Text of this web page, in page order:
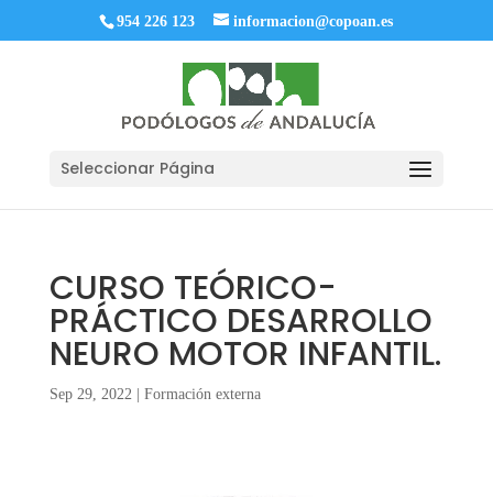
954 226 123 informacion@copoan.es
Seleccionar Página
CURSO TEÓRICO-
PRÁCTICO DESARROLLO
NEURO MOTOR INFANTIL.
Sep 29, 2022| Formación externa